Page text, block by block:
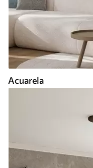
Acuarela